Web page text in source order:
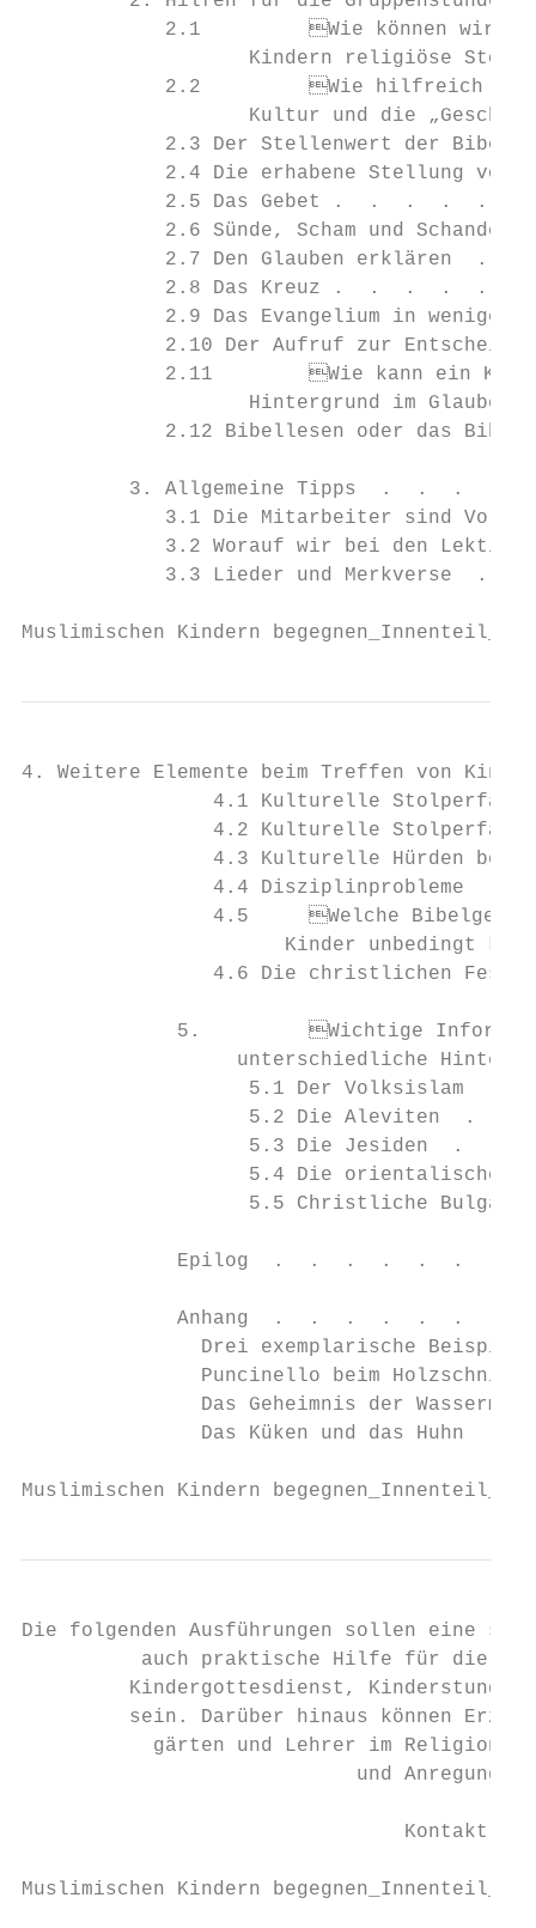
            2.1 	Wie können wir bei der Arbeit mit muslimischen
Kindern religiöse
            2.2 	Wie hilfreich ist das Wissen um die „Ehre-Schande“-
Kultur und die
2.3 Der Stellenwert der Bibel
2.4 Die erhabene Stellung von
2.5 Das Gebet .  .  .  .  .
2.6 Sünde, Scham und Schande
2.7 Den Glauben erklären  .
2.8 Das Kreuz .  .  .  .  .
2.9 Das Evangelium in wenigen
2.10 Der Aufruf zur
            2.11 	Wie kann ein Kind mit muslimischem
Hintergrund im Glauben
2.12 Bibellesen oder das
3. Allgemeine Tipps  .  .  .  .
3.1 Die Mitarbeiter sind
3.2 Worauf wir bei den
3.3 Lieder und Merkverse  .
Muslimischen Kindern
4. Weitere Elemente beim Treffen
4.1 Kulturelle
4.2 Kulturelle
4.3 Kulturelle Hürden
4.4 Disziplinprobleme  .
                4.5 	Welche Bibelgeschichten sollten muslimische
Kinder ­unbedingt
4.6 Die christlichen
             5. 	Wichtige Informationen für Mitarbeiter über
­unterschiedliche
5.1 Der Volksislam  .
5.2 Die Aleviten  .  .
5.3 Die Jesiden  .  .
5.4 Die orientalischen
5.5 Christliche
Epilog  .  .  .  .  .  .  .
Anhang  .  .  .  .  .  .  .
Drei exemplarische
Puncinello beim
Das Geheimnis der
Das Küken und das Huhn  .
Muslimischen Kindern
Die folgenden Ausführungen sollen eine
auch praktische Hilfe für die
Kindergottesdienst, Kinderstunde,
sein. Darüber hinaus können
gärten und Lehrer im
und Anregungen
Kontakt:
Muslimischen Kindern